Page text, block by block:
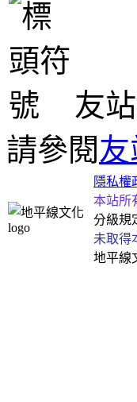
友
請參閱
隱私權
本站所
分級規
未取得
地平線